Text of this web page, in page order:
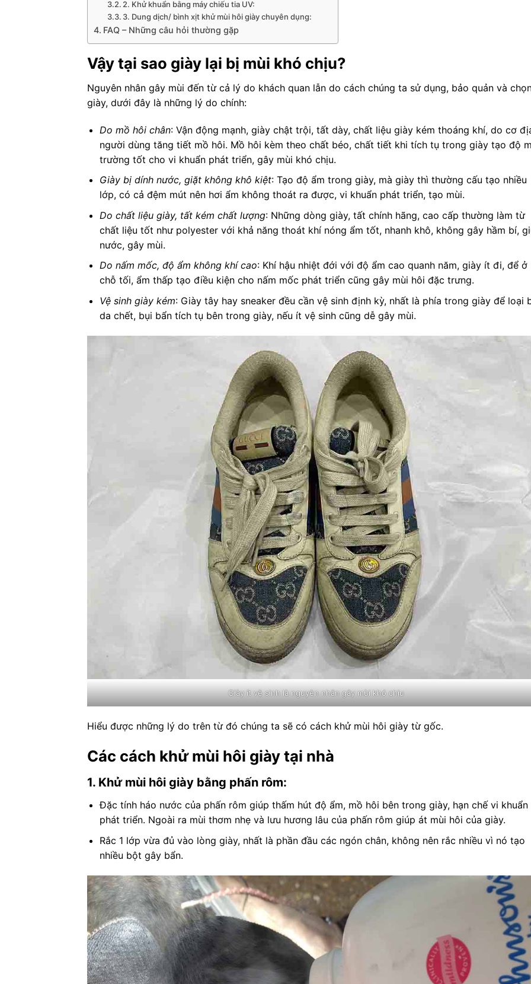
2. Khử khuẩn bằng máy chiếu tia UV:
3. Dung dịch/ bình xịt khử mùi hôi giày chuyên dụng:
FAQ – Những câu hỏi thường gặp
Vậy tại sao giày lại bị mùi khó chịu?
Nguyên nhân gây mùi đến từ cả lý do khách quan lẫn do cách chúng ta sử dụng, bảo quản và
giày, dưới đây là những lý do chính:
Do mồ hôi chân: Vận động mạnh, giày chật trội, tất dày, chất liệu giày kém thoáng khí, do cơ
người dùng tăng tiết mồ hôi. Mồ hôi kèm theo chất béo, chất tiết khi tích tụ trong giày tạo độ
trường tốt cho vi khuẩn phát triển, gây mùi khó chịu.
Giày bị dính nước, giặt không khô kiệt: Tạo độ ẩm trong giày, mà giày thì thường cấu tạo nhiều
lớp, có cả đệm mút nên hơi ẩm không thoát ra được, vi khuẩn phát triển, tạo mùi.
Do chất liệu giày, tất kém chất lượng: Những dòng giày, tất chính hãng, cao cấp thường làm từ
chất liệu tốt như polyester với khả năng thoát khí nóng ẩm tốt, nhanh khô, không gây hầm bí,
nước, gây mùi.
Do nấm mốc, độ ẩm không khí cao: Khí hậu nhiệt đới với độ ẩm cao quanh năm, giày ít đi, để ở
chỗ tối, ẩm thấp tạo điều kiện cho nấm mốc phát triển cũng gây mùi hôi đặc trưng.
Vệ sinh giày kém: Giày tây hay sneaker đều cần vệ sinh định kỳ, nhất là phía trong giày để loại
da chết, bụi bẩn tích tụ bên trong giày, nếu ít vệ sinh cũng dễ gây mùi.
Giày ít vệ sinh là nguyên nhân gây mùi khó chịu
Hiểu được những lý do trên từ đó chúng ta sẽ có cách khử mùi hôi giày từ gốc.
Các cách khử mùi hôi giày tại nhà
1. Khử mùi hôi giày bằng phấn rôm:
Đặc tính háo nước của phấn rôm giúp thấm hút độ ẩm, mồ hôi bên trong giày, hạn chế vi khuẩn
phát triển. Ngoài ra mùi thơm nhẹ và lưu hương lâu của phấn rôm giúp át mùi hôi của giày.
Rắc 1 lớp vừa đủ vào lòng giày, nhất là phần đầu các ngón chân, không nên rắc nhiều vì nó tạo
nhiều bột gây bẩn.